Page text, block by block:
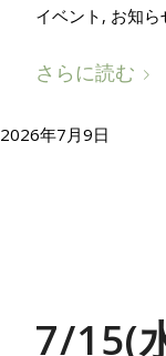
イベント , お知ら
さらに読む
2026年7月9日
7/15(